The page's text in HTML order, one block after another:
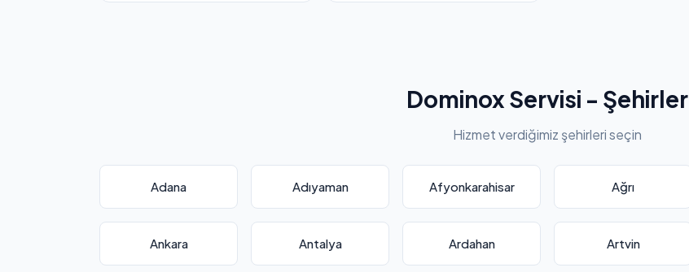
Dominox Servisi - Şehirler
Hizmet verdiğimiz şehirleri seçin
Adana Adıyaman Afyonkarahisar Ağrı
Ankara Antalya Ardahan Artvin